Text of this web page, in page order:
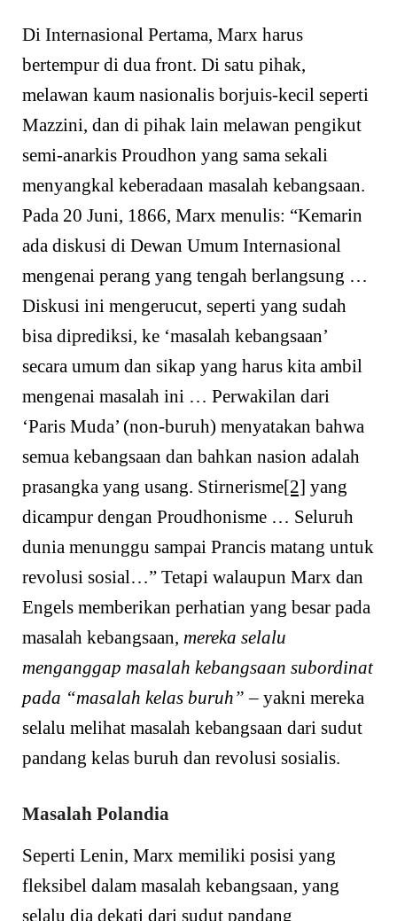
Di Internasional Pertama, Marx harus
bertempur di dua front. Di satu pihak,
melawan kaum nasionalis borjuis-kecil seperti
Mazzini, dan di pihak lain melawan pengikut
semi-anarkis Proudhon yang sama sekali
menyangkal keberadaan masalah kebangsaan.
Pada 20 Juni, 1866, Marx menulis: “Kemarin
ada diskusi di Dewan Umum Internasional
mengenai perang yang tengah berlangsung …
Diskusi ini mengerucut, seperti yang sudah
bisa diprediksi, ke ‘masalah kebangsaan’
secara umum dan sikap yang harus kita ambil
mengenai masalah ini … Perwakilan dari
‘Paris Muda’ (non-buruh) menyatakan bahwa
semua kebangsaan dan bahkan nasion adalah
prasangka yang usang. Stirnerisme[2] yang
dicampur dengan Proudhonisme … Seluruh
dunia menunggu sampai Prancis matang untuk
revolusi sosial…” Tetapi walaupun Marx dan
Engels memberikan perhatian yang besar pada
masalah kebangsaan, mereka selalu
menganggap masalah kebangsaan subordinat
pada “masalah kelas buruh” – yakni mereka
selalu melihat masalah kebangsaan dari sudut
pandang kelas buruh dan revolusi sosialis.
Masalah Polandia
Seperti Lenin, Marx memiliki posisi yang
fleksibel dalam masalah kebangsaan, yang
selalu dia dekati dari sudut pandang